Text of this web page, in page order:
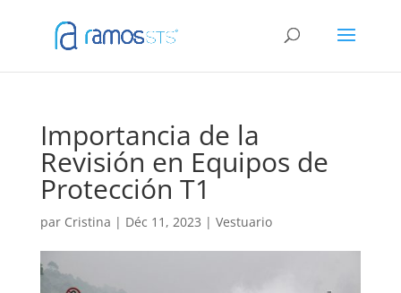
Importancia de la
Revisión en Equipos de
Protección T1
par Cristina | Déc 11, 2023 | Vestuario